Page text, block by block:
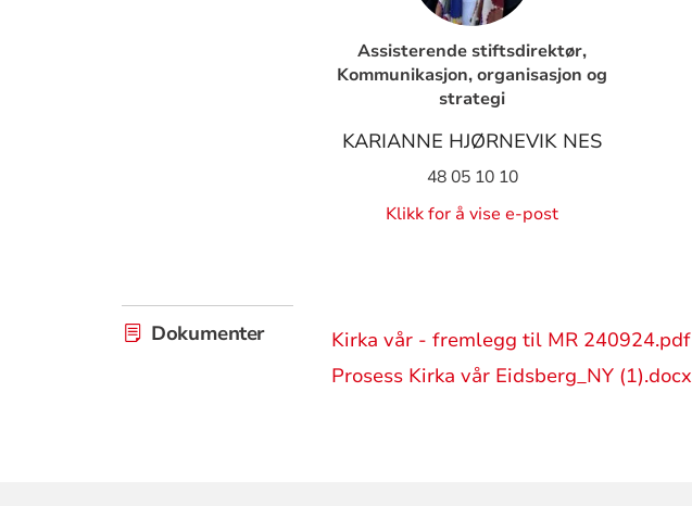
Assisterende stiftsdirektør,
Kommunikasjon, organisasjon og
strategi
KARIANNE HJØRNEVIK NES
48 05 10 10
Klikk for å vise e-post
Dokumenter
Kirka vår - fremlegg til MR 240924.pdf
Prosess Kirka vår Eidsberg_NY (1).docx